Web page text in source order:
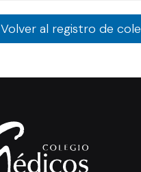
Volver al registro de